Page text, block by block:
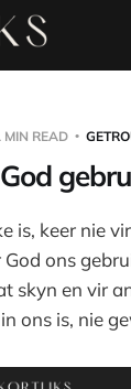
MIN READ
is, keer nie
ons
skyn en vir
ons is, nie